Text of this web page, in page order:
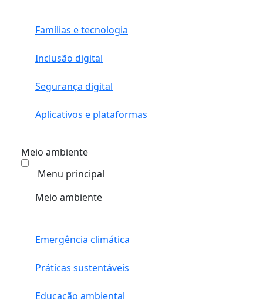
Famílias e tecnologia
Inclusão digital
Segurança digital
Aplicativos e plataformas
Meio ambiente
Menu principal
Meio ambiente
Emergência climática
Práticas sustentáveis
Educação ambiental